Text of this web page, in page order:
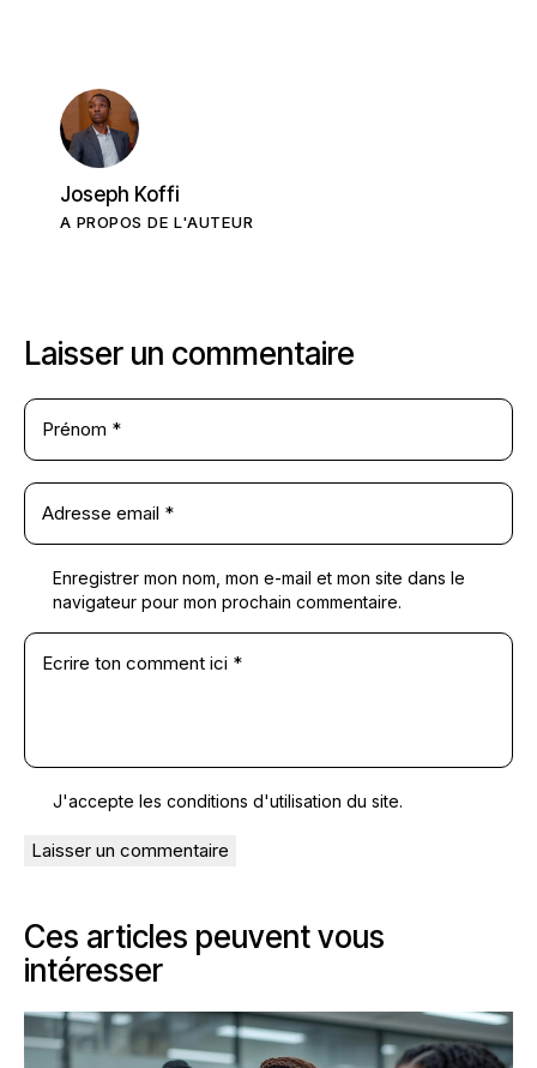
Joseph Koffi
A PROPOS DE L'AUTEUR
Laisser un commentaire
Enregistrer mon nom, mon e-mail et mon site dans le
navigateur pour mon prochain commentaire.
J'accepte les conditions d'utilisation du site.
Ces articles peuvent vous
intéresser